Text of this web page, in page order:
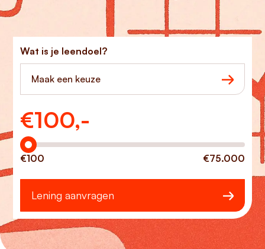
Wat is je leendoel?
Maak een keuze
€100,-
Hoeveel wilt u lenen?
€100 €75.000
Lening aanvragen